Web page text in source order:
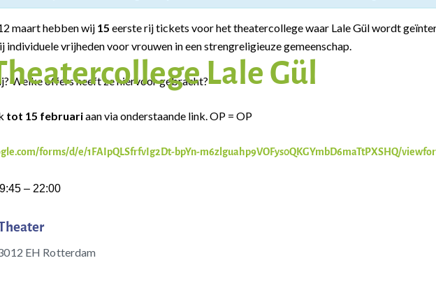
Lale Gül
maart hebben wij 15 eerste rij tickets voor het theatercollege waar Lale Gül wordt
individuele vrijheden voor vrouwen in een strengreligieuze gemeenschap.
Welke offers heeft ze hiervoor gebracht?
tot 15 februariaan via onderstaande link. OP = OP
forms/d/e/1FAIpQLSfrfvIg2Dt-bpYn-m6zlguahp9VOFys0QKGYmbD6maTtPXSHQ/
– 22:00
EH Rotterdam